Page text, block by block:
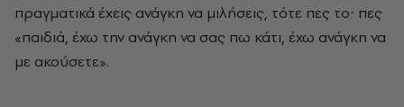
πραγματικά έχεις ανάγκη να μιλήσεις, τότε πες το∙ πες
«παιδιά, έχω την ανάγκη να σας πω κάτι, έχω ανάγκη να
με ακούσετε».